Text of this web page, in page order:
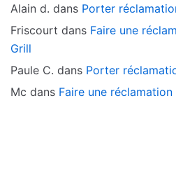
Alain d. dans Porter
Friscourt dans Faire une
Grill
Paule C. dans Porter
Mc dans Faire une